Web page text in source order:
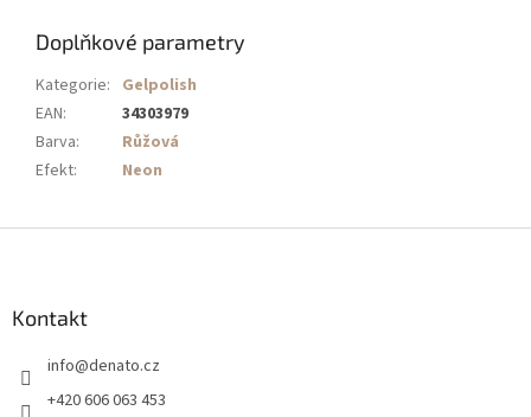
Doplňkové parametry
Kategorie: Gelpolish
EAN:
34303979
Barva:
Růžová
Efekt: Neon
Kontakt
info@denato.cz
+420 606 063 453